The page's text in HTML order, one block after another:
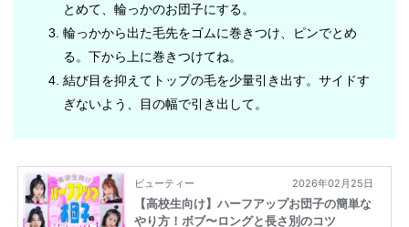
とめて、輪っかのお団子にする。
輪っかから出た毛先をゴムに巻きつけ、ピンでとめ
る。下から上に巻きつけてね。
結び目を抑えてトップの毛を少量引き出す。サイドす
ぎないよう、目の幅で引き出して。